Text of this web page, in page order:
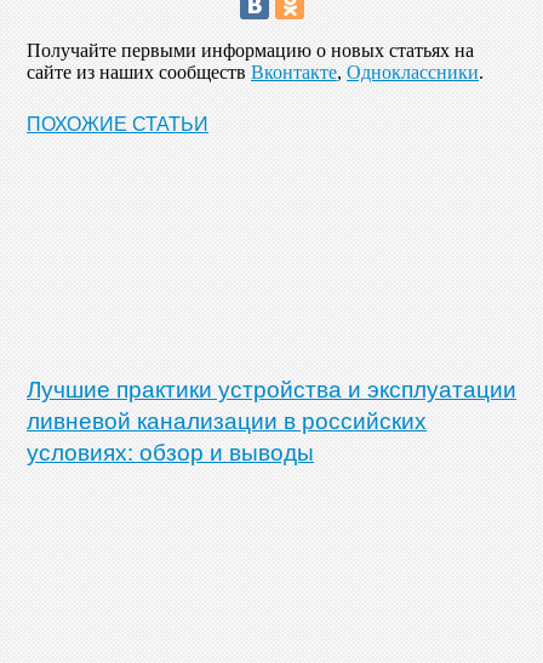
Получайте первыми информацию о новых статьях на
сайте из наших сообществ Вконтакте, Одноклассники.
ПОХОЖИЕ СТАТЬИ
Лучшие практики устройства и эксплуатации
ливневой канализации в российских
условиях: обзор и выводы